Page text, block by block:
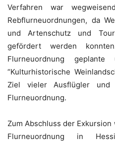
Verfahren war
Rebflurneuordnungen, da
und Artenschutz und
gefördert werden
Flurneuordnung
“Kulturhistorische
Ziel vieler Ausflügler und
Flurneuordnung.
Zum Abschluss der
Flurneuordnung in